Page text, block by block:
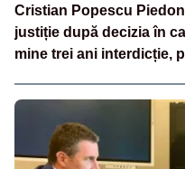
Cristian Popescu
justiție după decizia în
mine trei ani interdicție,